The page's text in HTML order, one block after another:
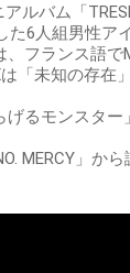
ルバム「
6人組男性ア
フランス語で
「未知の存在
げるモンスタ
MERCY」から